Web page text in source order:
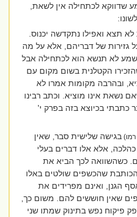
לכתחילה אין לשאת,
תצא ואפילו נתקדשה יכנוס.
של דבריהם, אלא על מה
לא תנשא הוא לכתחילה אבל
הקטלנית בשום מקום עם
ובהרבה מקומות אמרו לא
אינו מוציא. וכתב רבינו
כתבתי בכיוצא בזה בפרק י'
בגישה שלישית סבר, שאין
אלא אלו דברים בעלי
כשהשוואה לכך הביא את
שהכשפים שולטים באלו
הגנן, ואינם מפרידים את
שאין חוששים להם. משום כך,
נפש בתינוק שמתו שני